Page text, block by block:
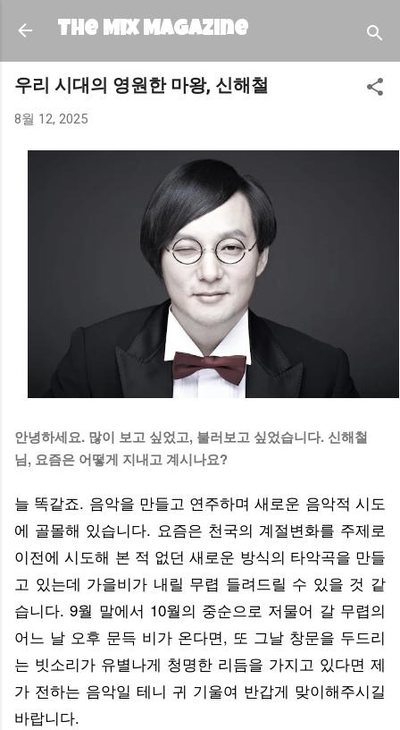
기본 콘텐츠로 건너뛰기
The MIX Magazine
우리 시대의 영원한 마왕, 신해철
8월 12, 2025
안녕하세요. 많이 보고 싶었고, 불러보고 싶었습니다. 신해철
님, 요즘은 어떻게 지내고 계시나요?
늘 똑같죠. 음악을 만들고 연주하며 새로운 음악적 시도
에 골몰해 있습니다. 요즘은 천국의 계절변화를 주제로
이전에 시도해 본 적 없던 새로운 방식의 타악곡을 만들
고 있는데 가을비가 내릴 무렵 들려드릴 수 있을 것 같
습니다. 9월 말에서 10월의 중순으로 저물어 갈 무렵의
어느 날 오후 문득 비가 온다면, 또 그날 창문을 두드리
는 빗소리가 유별나게 청명한 리듬을 가지고 있다면 제
가 전하는 음악일 테니 귀 기울여 반갑게 맞이해주시길
바랍니다.